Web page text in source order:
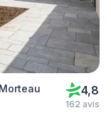
4,8
162 avis